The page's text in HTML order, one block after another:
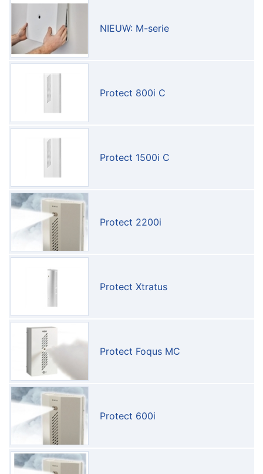
NIEUW: M-serie
Protect 800i C
Protect 1500i C
Protect 2200i
Protect Xtratus
Protect Foqus MC
Protect 600i